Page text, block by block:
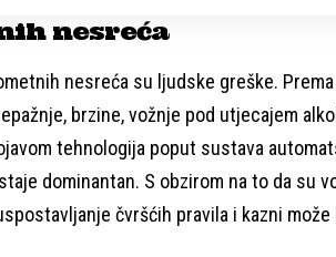
nesreća
nesreća su ljudske greške.
brzine, vožnje pod utjecajem
tehnologija poput sustava
dominantan. S obzirom na to da su
čvršćih pravila i kazni